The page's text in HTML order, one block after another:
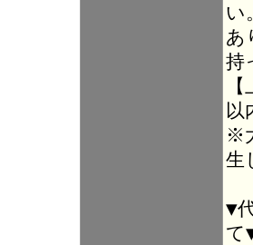
い
あ
持
以
※
生
▼
て